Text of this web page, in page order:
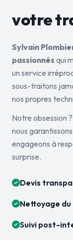
votre
Sylvain
passionnés qui
un service
sous-traitons
nos propres
Notre obsession ?
nous
engageons à
surprise.
Devis
Nettoyage
Suivi post-